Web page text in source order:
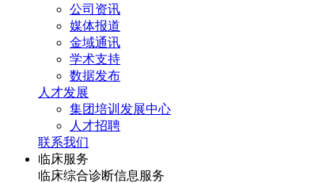
公司资讯
媒体报道
金域通讯
学术支持
数据发布
人才发展
集团培训发展中心
人才招聘
联系我们
临床服务
临床综合诊断信息服务